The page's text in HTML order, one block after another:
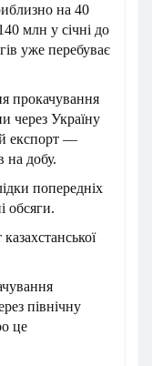
на 40
млн у січні до
уже перебуває
прокачування
через Україну
експорт —
на добу.
попередніх
обсяги.
північну
це